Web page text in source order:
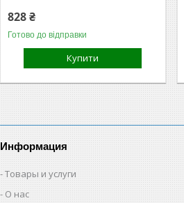
828 ₴
Готово до відправки
Купити
Информация
Товары и услуги
О нас